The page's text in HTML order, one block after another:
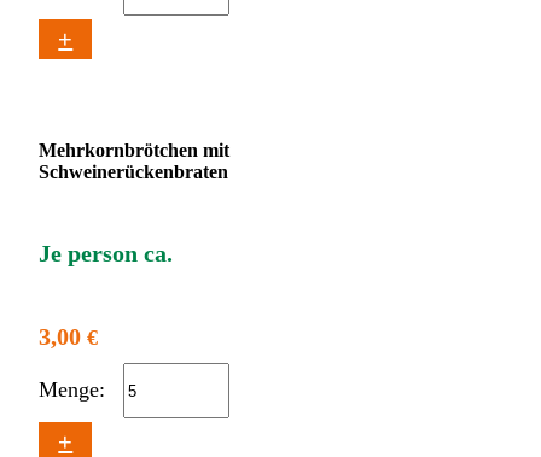
+
Mehrkornbrötchen mit
Schweinerückenbraten
Je person ca.
3,00€
Menge:
+